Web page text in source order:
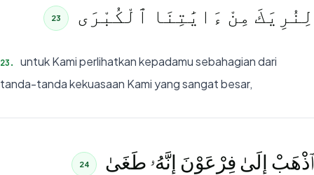
لِنُرِيَكَ مِنْ ءَايَٰتِنَا ٱلْكُبْرَى 23
23.
untuk Kami perlihatkan kepadamu sebahagian dari
tanda-tanda kekuasaan Kami yang sangat besar,
ٱذْهَبْ إِلَىٰ فِرْعَوْنَ إِنَّهُۥ طَغَىٰ 24